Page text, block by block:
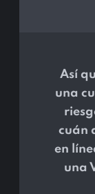
Así
una
cuán
en
una